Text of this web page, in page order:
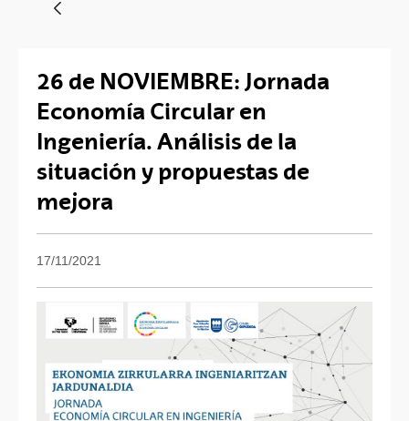
26 de NOVIEMBRE: Jornada
Economía Circular en
Ingeniería. Análisis de la
situación y propuestas de
mejora
17/11/2021